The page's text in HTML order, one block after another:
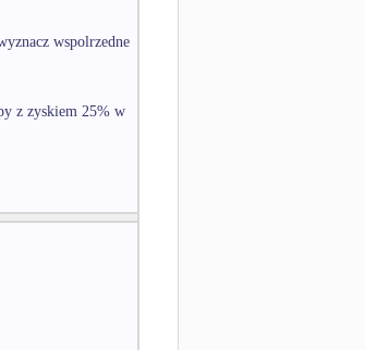
wspolrzedne
z zyskiem 25% w